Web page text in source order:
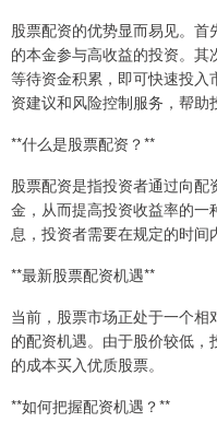
股票配资的优势显而易见。
的本金参与高收益的投资。
等待资金积累，即可快速投
资建议和风险控制服务，帮助
**什么是股票配资？**
股票配资是指投资者通过向
金，从而提高投资收益率的
息，投资者需要在规定的时间
**最新股票配资机遇**
当前，股票市场正处于一个
的配资机遇。由于股价较低
的成本买入优质股票。
**如何把握配资机遇？**